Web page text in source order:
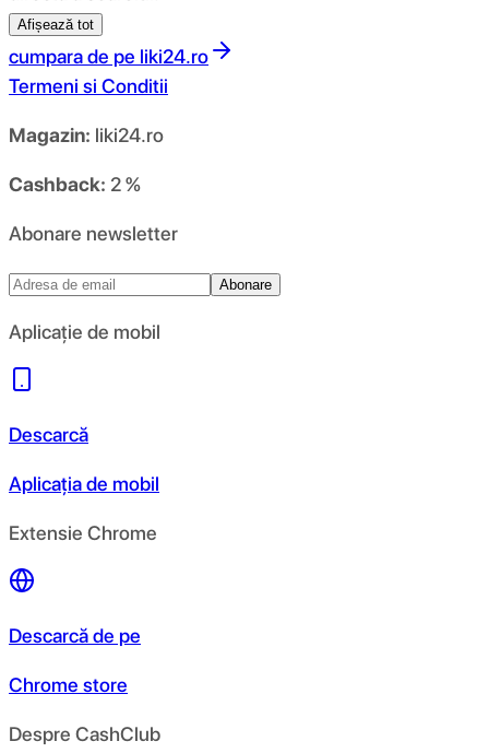
Afișează tot
cumpara de pe liki24.ro
Termeni si Conditii
Magazin: liki24.ro
Cashback: 2 %
Abonare newsletter
Abonare
Aplicație de mobil
Descarcă
Aplicația de mobil
Extensie Chrome
Descarcă de pe
Chrome store
Despre CashClub